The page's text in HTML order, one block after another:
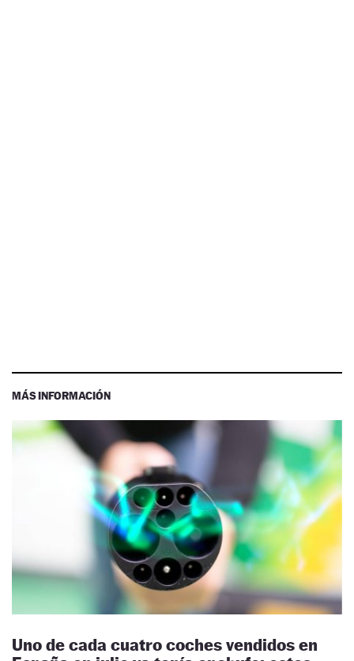
MÁS INFORMACIÓN
Uno de cada cuatro coches vendidos en